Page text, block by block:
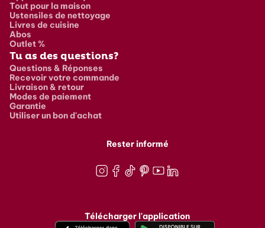
Tout pour la maison
Ustensiles de nettoyage
Livres de cuisine
Abos
Outlet %
Tu as des questions?
Questions & Réponses
Recevoir votre commande
Livraison & retour
Modes de paiement
Garantie
Utiliser un bon d'achat
Rester informé
Télécharger l'application